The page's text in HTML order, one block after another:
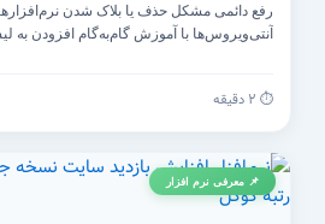
رفع دائمی مشکل حذف یا بلاک شدن
آنتی‌ویروس‌ها با آموزش گام‌به‌گام افزودن به
⏱️ ۲ دقیقه
📌 معرفی نرم افزار